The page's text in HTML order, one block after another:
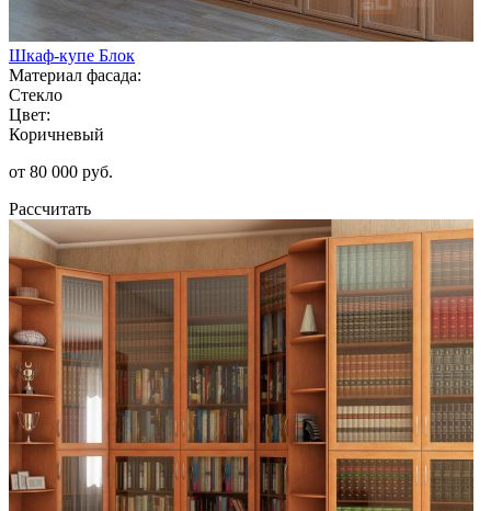
Шкаф-купе Блок
Материал фасада:
Стекло
Цвет:
Коричневый
от 80 000 руб.
Рассчитать